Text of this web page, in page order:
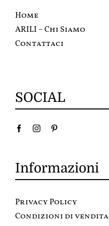
Home
ARILI – Chi Siamo
Contattaci
SOCIAL
Informazioni
Privacy Policy
Condizioni di vendita